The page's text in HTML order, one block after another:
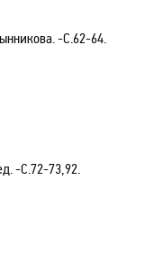
-С.62-64.
-C.72-73,92.